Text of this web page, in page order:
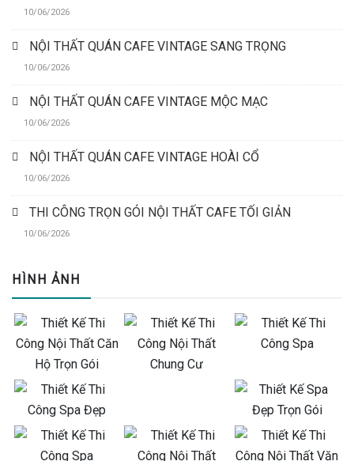
10/06/2026
NỘI THẤT QUÁN CAFE VINTAGE SANG TRỌNG
10/06/2026
NỘI THẤT QUÁN CAFE VINTAGE MỘC MẠC
10/06/2026
NỘI THẤT QUÁN CAFE VINTAGE HOÀI CỔ
10/06/2026
THI CÔNG TRỌN GÓI NỘI THẤT CAFE TỐI GIẢN
10/06/2026
HÌNH ẢNH